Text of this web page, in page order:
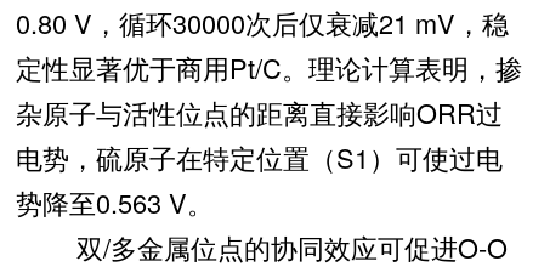
0.80 V，循环30000次后仅衰减21 mV，稳
定性显著优于商用Pt/C。理论计算表明，掺
杂原子与活性位点的距离直接影响ORR过
电势，硫原子在特定位置（S1）可使过电
势降至0.563 V。
双/多金属位点的协同效应可促进O-O